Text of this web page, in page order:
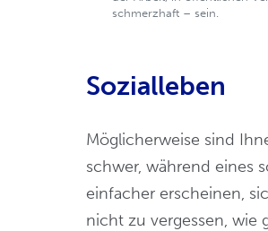
Sozialleben
Möglicherweise sind
schwer, während eines
einfacher erscheinen,
nicht zu vergessen, wie